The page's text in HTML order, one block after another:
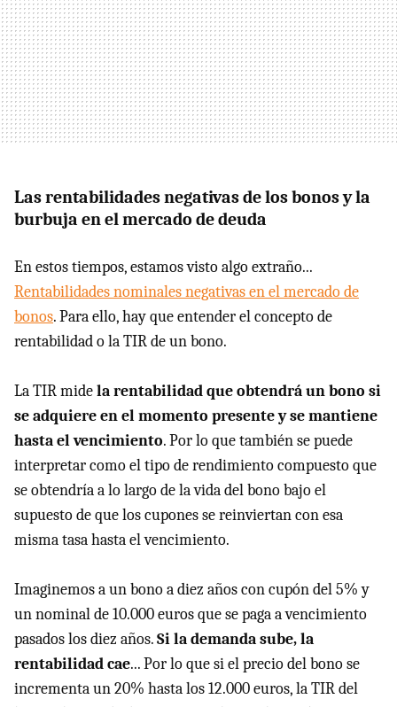
Las rentabilidades negativas de los bonos y la
burbuja en el mercado de deuda
En estos tiempos, estamos visto algo extraño...
Rentabilidades nominales negativas en el mercado de
bonos. Para ello, hay que entender el concepto de
rentabilidad o la TIR de un bono.
La TIR midela rentabilidad que obtendrá un bono si
se adquiere en el momento presente y se mantiene
hasta el vencimiento. Por lo que también se puede
interpretar como el tipo de rendimiento compuesto que
se obtendría a lo largo de la vida del bono bajo el
supuesto de que los cupones se reinviertan con esa
misma tasa hasta el vencimiento.
Imaginemos a un bono a diez años con cupón del 5% y
un nominal de 10.000 euros que se paga a vencimiento
pasados los diez años.Si la demanda sube, la
rentabilidad cae... Por lo que si el precio del bono se
incrementa un 20% hasta los 12.000 euros, la TIR del